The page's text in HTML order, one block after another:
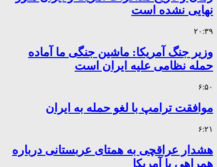
نهایی نشده است
۲۰:۳۹
وزیر جنگ آمریکا: ماشین جنگی ما آماده
حمله نظامی علیه ایران است
۶:۵۰
موافقت ترامپ با لغو حمله به ایران
۶:۲۱
هشدار عراقچی به همتای عربستانی درباره
همراهی با آمریکا